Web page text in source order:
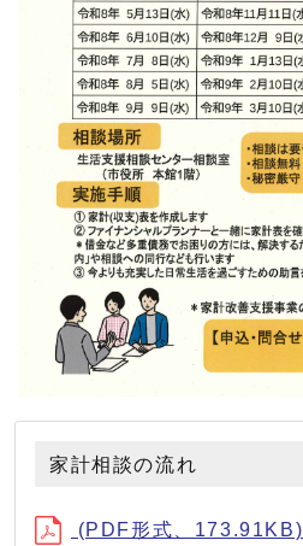
家計相談の流れ
(PDF形式、173.91KB)